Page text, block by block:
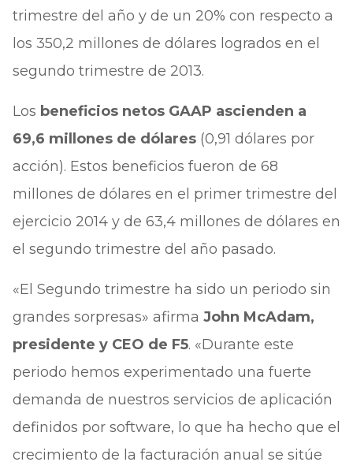
trimestre del año y de un 20% con respecto a
los 350,2 millones de dólares logrados en el
segundo trimestre de 2013.
Los beneficios netos GAAP ascienden a
69,6 millones de dólares (0,91 dólares por
acción). Estos beneficios fueron de 68
millones de dólares en el primer trimestre del
ejercicio 2014 y de 63,4 millones de dólares en
el segundo trimestre del año pasado.
«El Segundo trimestre ha sido un periodo sin
grandes sorpresas» afirma John McAdam,
presidente y CEO de F5. «Durante este
periodo hemos experimentado una fuerte
demanda de nuestros servicios de aplicación
definidos por software, lo que ha hecho que el
crecimiento de la facturación anual se sitúe